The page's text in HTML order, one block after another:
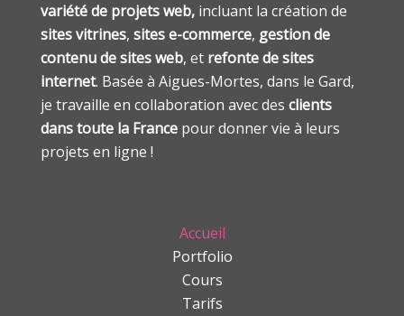
variété de projets web, incluant la création de
sites vitrines, sites e-commerce, gestion de
contenu de sites web, et refonte de sites
internet. Basée à Aigues-Mortes, dans le Gard,
je travaille en collaboration avec des clients
dans toute la France pour donner vie à leurs
projets en ligne !
Accueil
Portfolio
Cours
Tarifs